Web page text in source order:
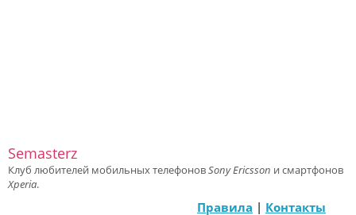
Semasterz
Клуб любителей мобильных телефоновSony Ericsson и смартфонов
Xperia.
Правила | Контакты